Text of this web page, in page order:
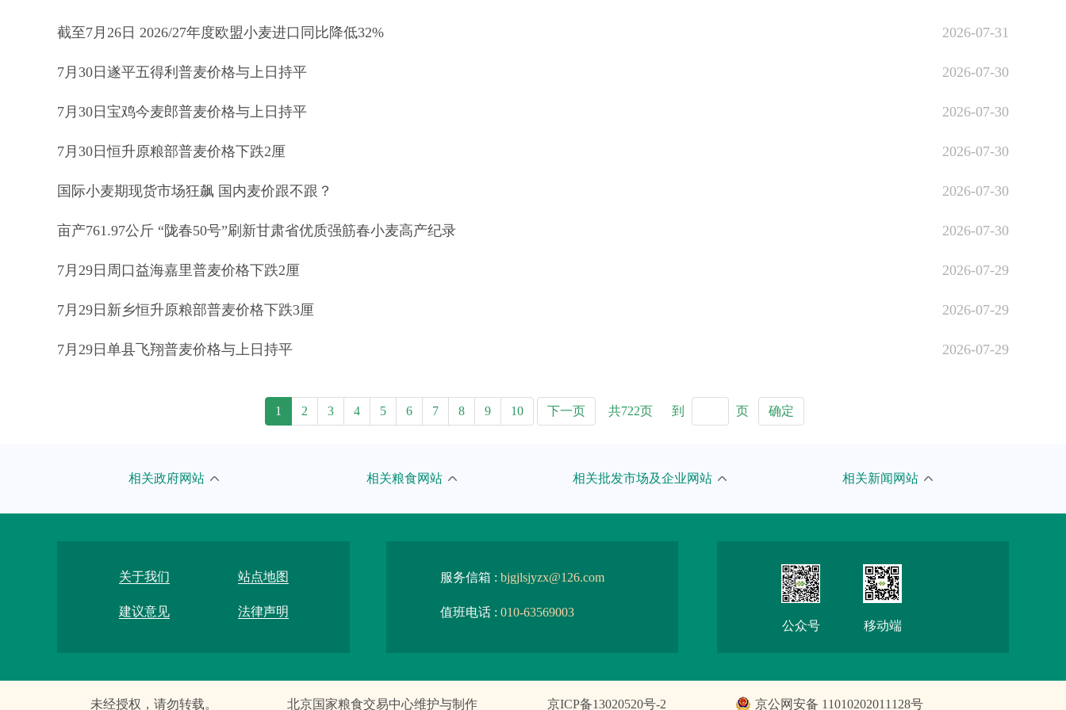
截至7月26日 2026/27年度欧盟小麦进口同比降低32% 2026-07-31
7月30日遂平五得利普麦价格与上日持平 2026-07-30
7月30日宝鸡今麦郎普麦价格与上日持平 2026-07-30
7月30日恒升原粮部普麦价格下跌2厘 2026-07-30
国际小麦期现货市场狂飙 国内麦价跟不跟？ 2026-07-30
亩产761.97公斤 “陇春50号”刷新甘肃省优质强筋春小麦高产纪录 2026-07-30
7月29日周口益海嘉里普麦价格下跌2厘 2026-07-29
7月29日新乡恒升原粮部普麦价格下跌3厘 2026-07-29
7月29日单县飞翔普麦价格与上日持平 2026-07-29
1 2 3 4 5 6 7 8 9 10 下一页 共722页 到 页 确定
相关政府网站
市司法局
相关粮食网站
安徽省粮食和物资储备局
相关批发市场及企业网站
宁夏粮油批发交易市场
相关新闻网站
搜狐
网易
腾讯
关于我们 站点地图
建议意见 法律声明
服务信箱 : bjgjlsjyzx@126.com
值班电话 : 010-63569003
公众号
移动端
未经授权，请勿转载。 北京国家粮食交易中心维护与制作 京ICP备13020520号-2 京公网安备 11010202011128号